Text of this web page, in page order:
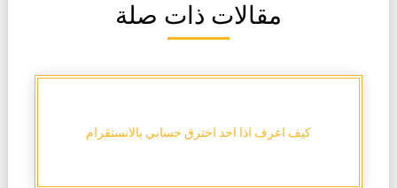
مقالات ذات صلة
كيف اعرف اذا احد اخترق حسابي بالانستقرام